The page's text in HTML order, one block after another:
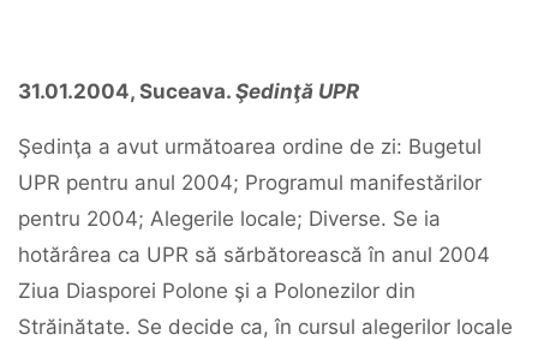
31.01.2004, Suceava. Şedinţă UPR
Şedinţa a avut următoarea ordine de zi: Bugetul
UPR pentru anul 2004; Programul manifestărilor
pentru 2004; Alegerile locale; Diverse. Se ia
hotărârea ca UPR să sărbătorească în anul 2004
Ziua Diasporei Polone şi a Polonezilor din
Străinătate. Se decide ca, în cursul alegerilor locale